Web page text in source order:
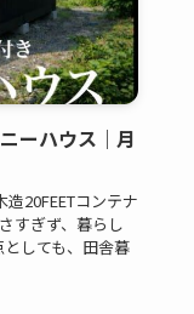
ーハウス｜月
20FEETコンテナ
すぎず、暮らし
しても、田舎暮